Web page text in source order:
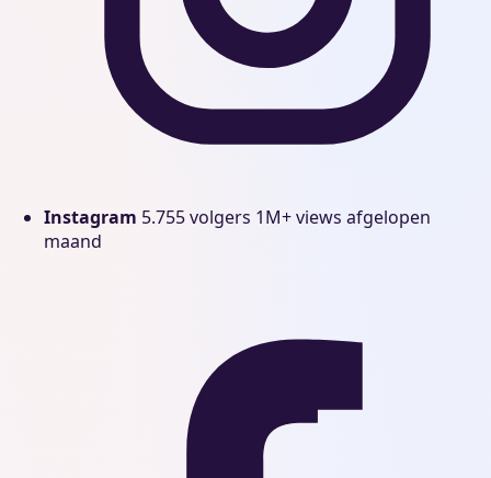
Instagram 5.755 volgers 1M+ views afgelopen
maand